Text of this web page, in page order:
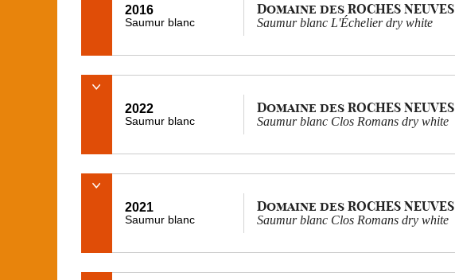
2016
Saumur blanc
Domaine des ROCHES NEUVES
Saumur blanc L'Échelier dry white
2022
Saumur blanc
Domaine des ROCHES NEUVES
Saumur blanc Clos Romans dry white
2021
Saumur blanc
Domaine des ROCHES NEUVES
Saumur blanc Clos Romans dry white